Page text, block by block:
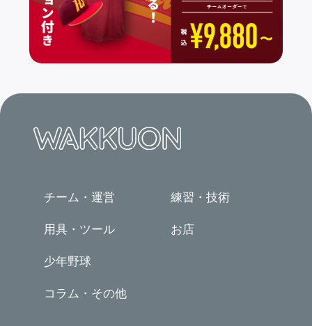
チーム・運営 練習・技術
用具・ツール お店
少年野球
コラム・その他